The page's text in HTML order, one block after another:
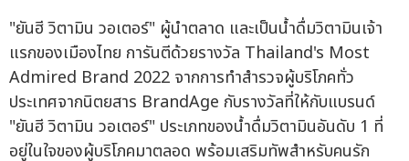
"ยันฮี วิตามิน วอเตอร์" ผู้นำตลาด และเป็นน้ำดื่มวิตามินเจ้า
แรกของเมืองไทย การันตีด้วยรางวัล Thailand's Most
Admired Brand 2022 จากการทำสำรวจผู้บริโภคทั่ว
ประเทศจากนิตยสาร BrandAge กับรางวัลที่ให้กับแบรนด์
"ยันฮี วิตามิน วอเตอร์" ประเภทของน้ำดื่มวิตามินอันดับ 1 ที่
อยู่ในใจของผู้บริโภคมาตลอด พร้อมเสริมทัพสำหรับคนรัก